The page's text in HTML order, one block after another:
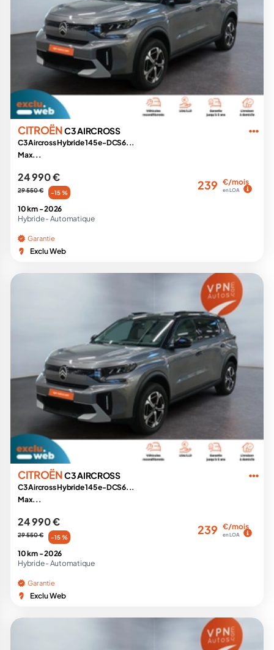
CITROËNC3 AIRCROSS
C3 Aircross Hybride 145 e-DCS6...
Max...
24 990 €
29 550 € -15 %
239 €/mois
en LOA
10 km -2026
Hybride - Automatique
Garantie
Exclu Web
CITROËNC3 AIRCROSS
C3 Aircross Hybride 145 e-DCS6...
Max...
24 990 €
29 550 € -15 %
239 €/mois
en LOA
10 km -2026
Hybride - Automatique
Garantie
Exclu Web